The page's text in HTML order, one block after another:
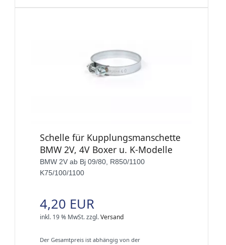
Schelle für Kupplungsmanschette
BMW 2V, 4V Boxer u. K-Modelle
BMW 2V ab Bj 09/80, R850/1100
K75/100/1100
4,20 EUR
inkl. 19 % MwSt.zzgl.Versand
Der Gesamtpreis ist abhängig von der